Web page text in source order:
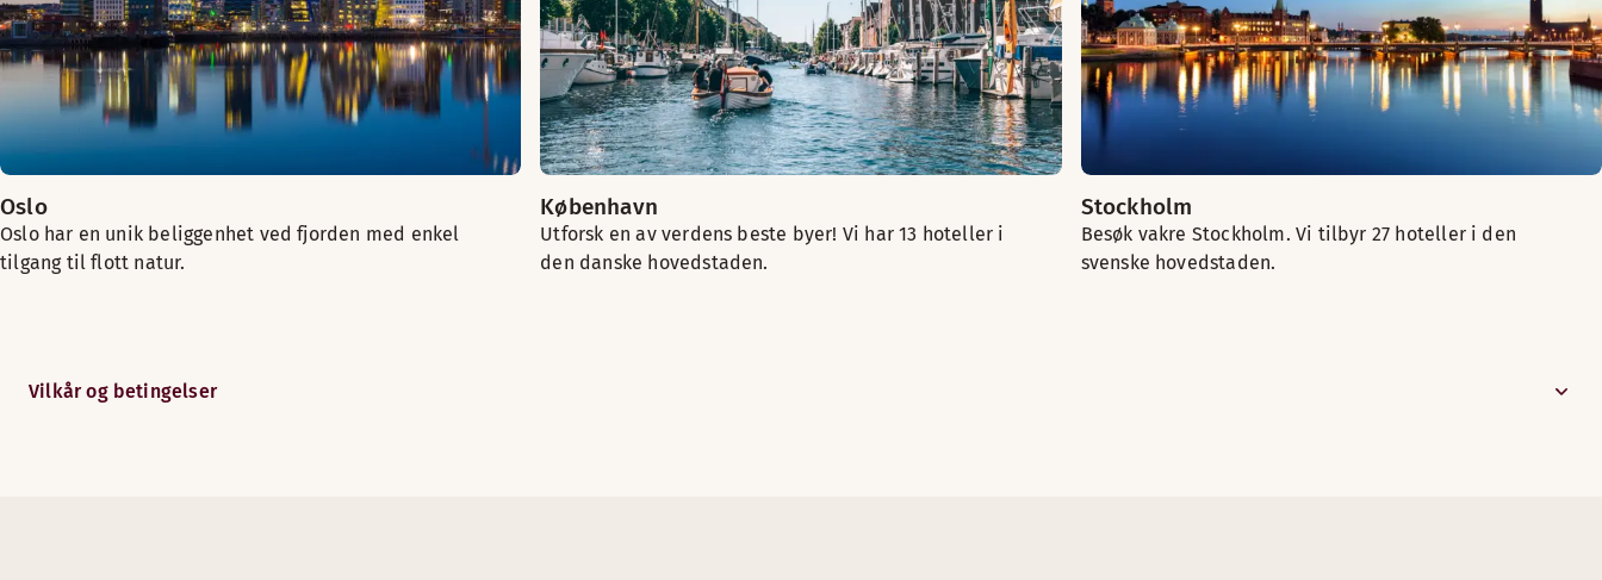
Oslo
Oslo har en unik beliggenhet ved fjorden med enkel
tilgang til flott natur.
København
Utforsk en av verdens beste byer! Vi har 13 hoteller i
den danske hovedstaden.
Stockholm
Besøk vakre Stockholm. Vi tilbyr 27 hoteller i den
svenske hovedstaden.
Vilkår og betingelser